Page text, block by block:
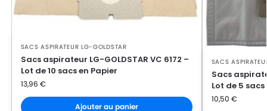
LG-
LG-GOLDSTAR PASSION 3800
LG-
GOLDSTAR
LG-GOLDSTAR PASSION 4000
LG-
GOLDSTAR
LG-GOLDSTAR PASSION 4200
SACS ASPIRATEUR LG-GOLDSTAR
Sacs aspirateur LG-GOLDSTAR VC 6172 –
Lot de 10 sacs en Papier
13,96 €
Ajouter au panier
SACS
Sacs
Lot de 5
10,50 €